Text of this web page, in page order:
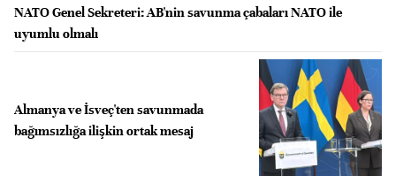
NATO Genel Sekreteri: AB'nin savunma çabaları NATO ile
uyumlu olmalı
Almanya ve İsveç'ten savunmada
bağımsızlığa ilişkin ortak mesaj